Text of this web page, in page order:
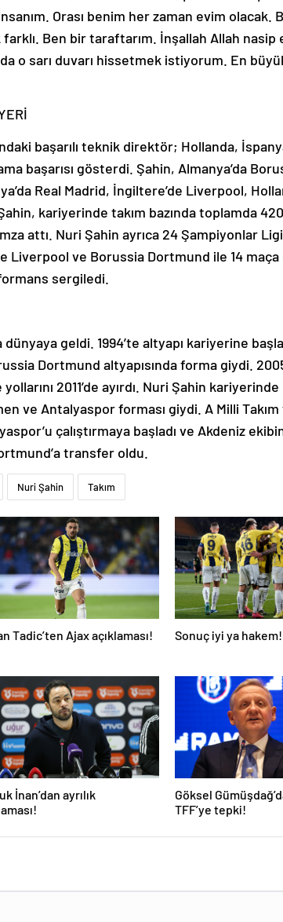
Orası benim her zaman evim olacak.
Ben bir taraftarım. İnşallah Allah nasip
o sarı duvarı hissetmek istiyorum. En
başarılı teknik direktör; Hollanda,
başarısı gösterdi. Şahin, Almanya’da
Real Madrid, İngiltere’de Liverpool,
kariyerinde takım bazında toplamda
attı. Nuri Şahin ayrıca 24 Şampiyonlar
Liverpool ve Borussia Dortmund ile 14 maça
sergiledi.
dünyaya geldi. 1994’te altyapı kariyerine
Dortmund altyapısında forma giydi.
2011’de ayırdı. Nuri Şahin
ve Antalyaspor forması giydi. A Milli Takım
çalıştırmaya başladı ve Akdeniz
transfer oldu.
Nuri Şahin Takım
Tadic’ten Ajax açıklaması! Sonuç iyi ya hakem!
İnan’dan ayrılık
Göksel
TFF’ye tepki!